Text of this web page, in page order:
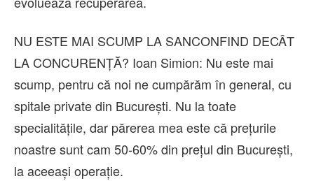
NU ESTE MAI SCUMP LA SANCONFIND DECÂT
LA CONCURENȚĂ? Ioan Simion: Nu este mai
scump, pentru că noi ne cumpărăm în general, cu
spitale private din București. Nu la toate
specialitățile, dar părerea mea este că prețurile
noastre sunt cam 50-60% din prețul din București,
la aceeași operație.